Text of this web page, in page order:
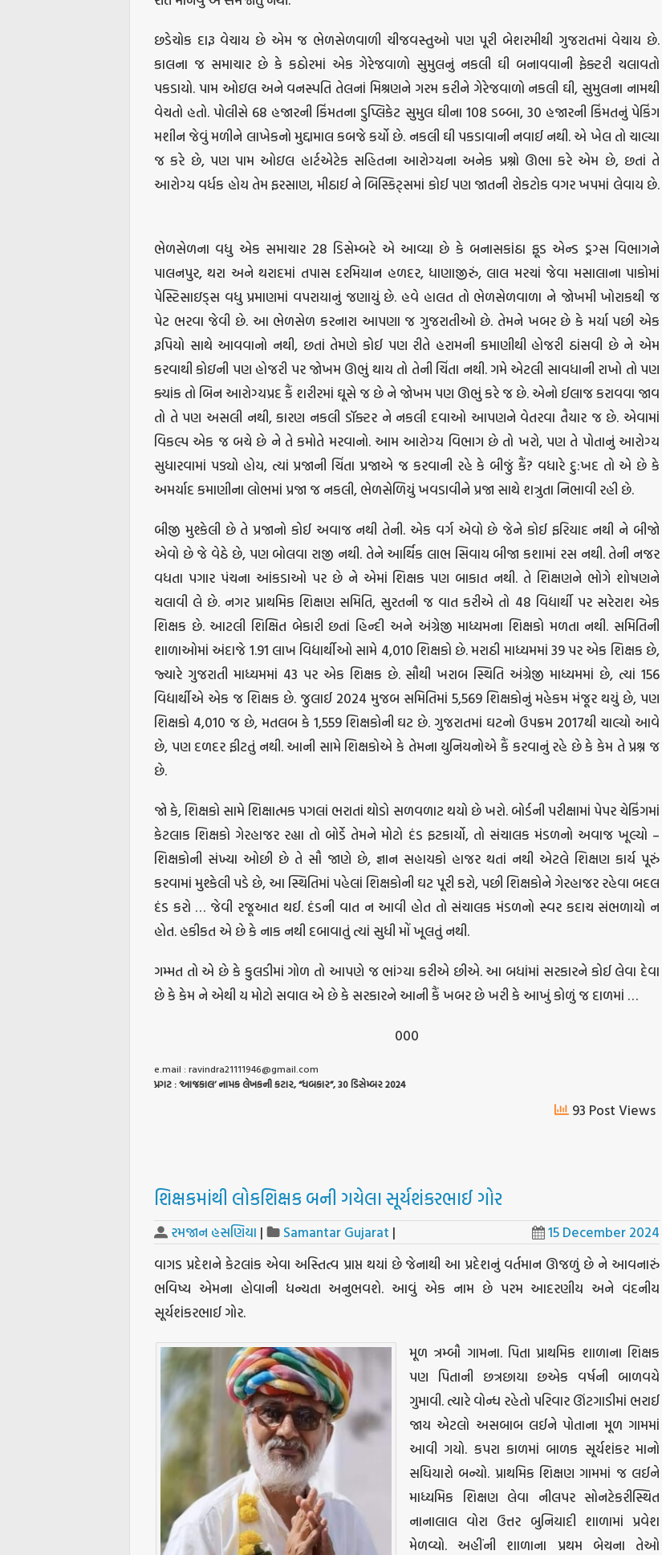
છડેચોક દારૂ વેચાય છે એમ જ ભેળસેળવાળી ચીજવસ્તુઓ પણ પૂરી બેશરમીથી ગુજરાતમાં વેચાય છે.
કાલના જ સમાચાર છે કે કઠોરમાં એક ગેરેજવાળો સુમુલનું નકલી ઘી બનાવવાની ફેક્ટરી ચલાવતો
પકડાયો. પામ ઓઇલ અને વનસ્પતિ તેલનાં મિશ્રણને ગરમ કરીને ગેરેજવાળો નકલી ઘી, સુમુલના નામથી
વેચતો હતો. પોલીસે 68 હજારની કિંમતના ડુપ્લિકેટ સુમુલ ઘીના 108 ડબ્બા, 30 હજારની કિંમતનું પેકિંગ
મશીન જેવું મળીને લાખેકનો મુદ્દામાલ કબજે કર્યો છે. નકલી ઘી પકડાવાની નવાઈ નથી. એ ખેલ તો ચાલ્યા
જ કરે છે, પણ પામ ઓઇલ હાર્ટએટેક સહિતના આરોગ્યના અનેક પ્રશ્નો ઊભા કરે એમ છે, છતાં તે
આરોગ્ય વર્ધક હોય તેમ ફરસાણ, મીઠાઈ ને બિસ્કિટ્સમાં કોઈ પણ જાતની રોકટોક વગર ખપમાં લેવાય છે.
ભેળસેળના વધુ એક સમાચાર 28 ડિસેમ્બરે એ આવ્યા છે કે બનાસકાંઠા ફૂડ એન્ડ ડ્રગ્સ વિભાગને
પાલનપુર, થરા અને થરાદમાં તપાસ દરમિયાન હળદર, ધાણાજીરું, લાલ મરચાં જેવા મસાલાના પાકોમાં
પેસ્ટિસાઇડ્સ વધુ પ્રમાણમાં વપરાયાનું જણાયું છે. હવે હાલત તો ભેળસેળવાળા ને જોખમી ખોરાકથી જ
પેટ ભરવા જેવી છે. આ ભેળસેળ કરનારા આપણા જ ગુજરાતીઓ છે. તેમને ખબર છે કે મર્યા પછી એક
રૂપિયો સાથે આવવાનો નથી, છતાં તેમણે કોઈ પણ રીતે હરામની કમાણીથી હોજરી ઠાંસવી છે ને એમ
કરવાથી કોઇની પણ હોજરી પર જોખમ ઊભું થાય તો તેની ચિંતા નથી. ગમે એટલી સાવધાની રાખો તો પણ
ક્યાંક તો બિન આરોગ્યપ્રદ કૈં શરીરમાં ઘૂસે જ છે ને જોખમ પણ ઊભું કરે જ છે. એનો ઈલાજ કરાવવા જાવ
તો તે પણ અસલી નથી, કારણ નકલી ડૉક્ટર ને નકલી દવાઓ આપણને વેતરવા તૈયાર જ છે. એવામાં
વિકલ્પ એક જ બચે છે ને તે કમોતે મરવાનો. આમ આરોગ્ય વિભાગ છે તો ખરો, પણ તે પોતાનું આરોગ્ય
સુધારવામાં પડ્યો હોય, ત્યાં પ્રજાની ચિંતા પ્રજાએ જ કરવાની રહે કે બીજું કૈં? વધારે દુ:ખદ તો એ છે કે
અમર્યાદ કમાણીના લોભમાં પ્રજા જ નકલી, ભેળસેળિયું ખવડાવીને પ્રજા સાથે શત્રુતા નિભાવી રહી છે.
બીજી મુશ્કેલી છે તે પ્રજાનો કોઈ અવાજ નથી તેની. એક વર્ગ એવો છે જેને કોઈ ફરિયાદ નથી ને બીજો
એવો છે જે વેઠે છે, પણ બોલવા રાજી નથી. તેને આર્થિક લાભ સિવાય બીજા કશામાં રસ નથી. તેની નજર
વધતા પગાર પંચના આંકડાઓ પર છે ને એમાં શિક્ષક પણ બાકાત નથી. તે શિક્ષણને ભોગે શોષણને
ચલાવી લે છે. નગર પ્રાથમિક શિક્ષણ સમિતિ, સુરતની જ વાત કરીએ તો 48 વિદ્યાર્થી પર સરેરાશ એક
શિક્ષક છે. આટલી શિક્ષિત બેકારી છતાં હિન્દી અને અંગ્રેજી માધ્યમના શિક્ષકો મળતા નથી. સમિતિની
શાળાઓમાં અંદાજે 1.91 લાખ વિદ્યાર્થીઓ સામે 4,010 શિક્ષકો છે. મરાઠી માધ્યમમાં 39 પર એક શિક્ષક છે,
જ્યારે ગુજરાતી માધ્યમમાં 43 પર એક શિક્ષક છે. સૌથી ખરાબ સ્થિતિ અંગ્રેજી માધ્યમમાં છે, ત્યાં 156
વિદ્યાર્થીએ એક જ શિક્ષક છે. જુલાઈ 2024 મુજબ સમિતિમાં 5,569 શિક્ષકોનું મહેકમ મંજૂર થયું છે, પણ
શિક્ષકો 4,010 જ છે, મતલબ કે 1,559 શિક્ષકોની ઘટ છે. ગુજરાતમાં ઘટનો ઉપક્રમ 2017થી ચાલ્યો આવે
છે, પણ દળદર ફીટતું નથી. આની સામે શિક્ષકોએ કે તેમના યુનિયનોએ કૈં કરવાનું રહે છે કે કેમ તે પ્રશ્ન જ
છે.
જો કે, શિક્ષકો સામે શિક્ષાત્મક પગલાં ભરાતાં થોડો સળવળાટ થયો છે ખરો. બોર્ડની પરીક્ષામાં પેપર ચેકિંગમાં
કેટલાક શિક્ષકો ગેરહાજર રહ્યા તો બોર્ડે તેમને મોટો દંડ ફટકાર્યો, તો સંચાલક મંડળનો અવાજ ખૂલ્યો –
શિક્ષકોની સંખ્યા ઓછી છે તે સૌ જાણે છે, જ્ઞાન સહાયકો હાજર થતાં નથી એટલે શિક્ષણ કાર્ય પૂરું
કરવામાં મુશ્કેલી પડે છે, આ સ્થિતિમાં પહેલાં શિક્ષકોની ઘટ પૂરી કરો, પછી શિક્ષકોને ગેરહાજર રહેવા બદલ
દંડ કરો … જેવી રજૂઆત થઈ. દંડની વાત ન આવી હોત તો સંચાલક મંડળનો સ્વર કદાચ સંભળાયો ન
હોત. હકીકત એ છે કે નાક નથી દબાવાતું ત્યાં સુધી મોં ખૂલતું નથી.
ગમ્મત તો એ છે કે કુલડીમાં ગોળ તો આપણે જ ભાંગ્યા કરીએ છીએ. આ બધાંમાં સરકારને કોઈ લેવા દેવા
છે કે કેમ ને એથી ય મોટો સવાલ એ છે કે સરકારને આની કૈં ખબર છે ખરી કે આખું કોળું જ દાળમાં …
000
e.mail : ravindra21111946@gmail.com
પ્રગટ : ‘આજકાલ’નામકલેખકનીકટાર, “ધબકાર”, 30ડિસેમ્બર2024
93 Post Views
શિક્ષકમાંથી લોકશિક્ષક બની ગયેલા સૂર્યશંકરભાઈ ગોર
રમજાન હસણિયા | Samantar Gujarat |
15 December 2024
વાગડ પ્રદેશને કેટલાંક એવા અસ્તિત્વ પ્રાપ્ત થયાં છે જેનાથી આ પ્રદેશનું વર્તમાન ઊજળું છે ને આવનારું
ભવિષ્ય એમના હોવાની ધન્યતા અનુભવશે. આવું એક નામ છે પરમ આદરણીય અને વંદનીય
સૂર્યશંકરભાઈ ગોર.
મૂળ ત્રમ્બૌ ગામના. પિતા પ્રાથમિક શાળાના શિક્ષક
પણ પિતાની છત્રછાયા છએક વર્ષની બાળવયે
ગુમાવી. ત્યારે વોન્ધ રહેતો પરિવાર ઊંટગાડીમાં ભરાઈ
જાય એટલો અસબાબ લઈને પોતાના મૂળ ગામમાં
આવી ગયો. કપરા કાળમાં બાળક સૂર્યશંકર માનો
સધિયારો બન્યો. પ્રાથમિક શિક્ષણ ગામમાં જ લઈને
માધ્યમિક શિક્ષણ લેવા નીલપર સોનટેકરીસ્થિત
નાનાલાલ વોરા ઉત્તર બુનિયાદી શાળામાં પ્રવેશ
મેળવ્યો. અહીંની શાળાના પ્રથમ બેચના તેઓ